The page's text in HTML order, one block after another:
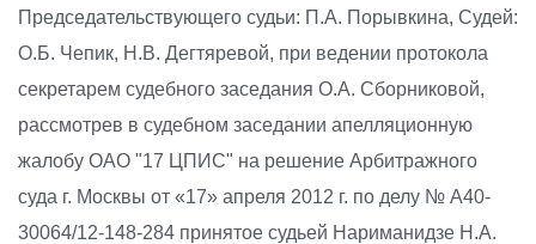
Председательствующего судьи: П.А. Порывкина, Судей:
О.Б. Чепик, Н.В. Дегтяревой, при ведении протокола
секретарем судебного заседания О.А. Сборниковой,
рассмотрев в судебном заседании апелляционную
жалобу ОАО "17 ЦПИС" на решение Арбитражного
суда г. Москвы от «17» апреля 2012 г. по делу № А40-
30064/12-148-284 принятое судьей Нариманидзе Н.А.